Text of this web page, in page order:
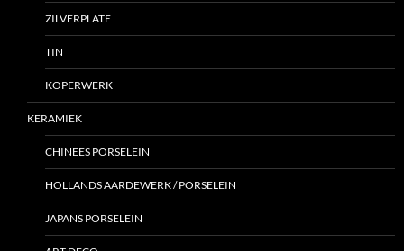
ZILVERPLATE
TIN
KOPERWERK
KERAMIEK
CHINEES PORSELEIN
HOLLANDS AARDEWERK / PORSELEIN
JAPANS PORSELEIN